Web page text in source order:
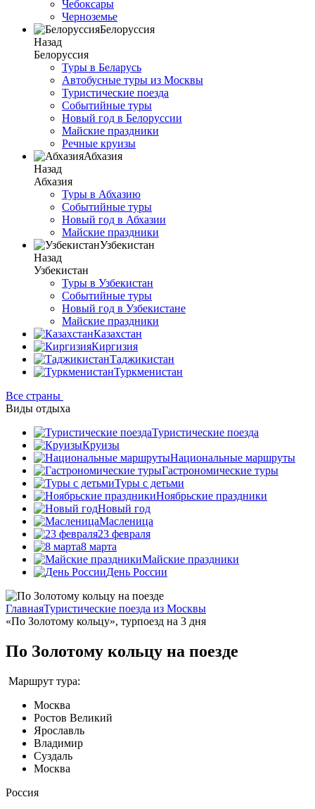
Чебоксары
Черноземье
Белоруссия
Назад
Белоруссия
Туры в Беларусь
Автобусные туры из Москвы
Туристические поезда
Событийные туры
Новый год в Белоруссии
Майские праздники
Речные круизы
Абхазия
Назад
Абхазия
Туры в Абхазию
Событийные туры
Новый год в Абхазии
Майские праздники
Узбекистан
Назад
Узбекистан
Туры в Узбекистан
Событийные туры
Новый год в Узбекистане
Майские праздники
Казахстан
Киргизия
Таджикистан
Туркменистан
Все страны
Виды отдыха
Туристические поезда
Круизы
Национальные маршруты
Гастрономические туры
Туры с детьми
Ноябрьские праздники
Новый год
Масленица
23 февраля
8 марта
Майские праздники
День России
ГлавнаяТуристические поезда из Москвы
«По Золотому кольцу», турпоезд на 3 дня
По Золотому кольцу на поезде
Маршрут тура:
Москва
Ростов Великий
Ярославль
Владимир
Суздаль
Москва
Россия